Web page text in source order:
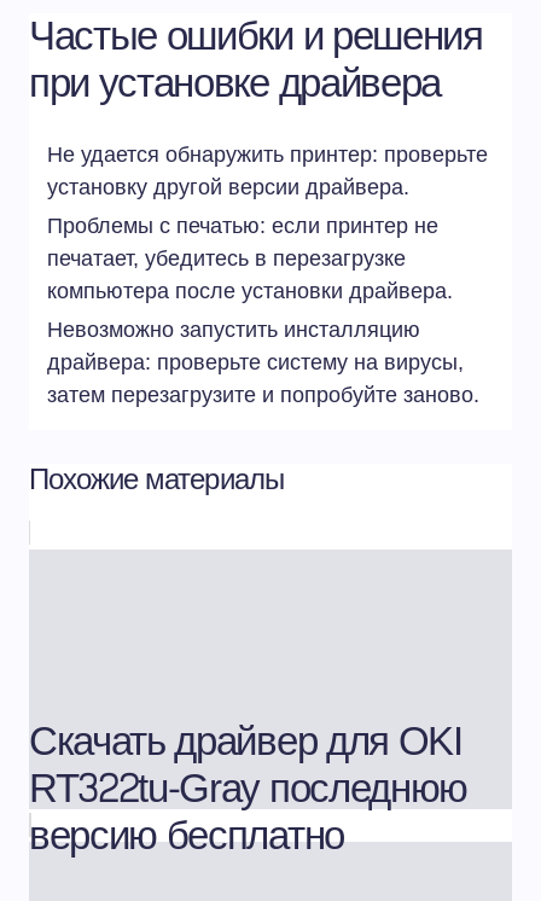
Частые ошибки и решения
при установке драйвера
Не удается обнаружить принтер: проверьте
установку другой версии драйвера.
Проблемы с печатью: если принтер не
печатает, убедитесь в перезагрузке
компьютера после установки драйвера.
Невозможно запустить инсталляцию
драйвера: проверьте систему на вирусы,
затем перезагрузите и попробуйте заново.
Похожие материалы
Скачать драйвер для OKI
RT322tu-Gray последнюю
версию бесплатно